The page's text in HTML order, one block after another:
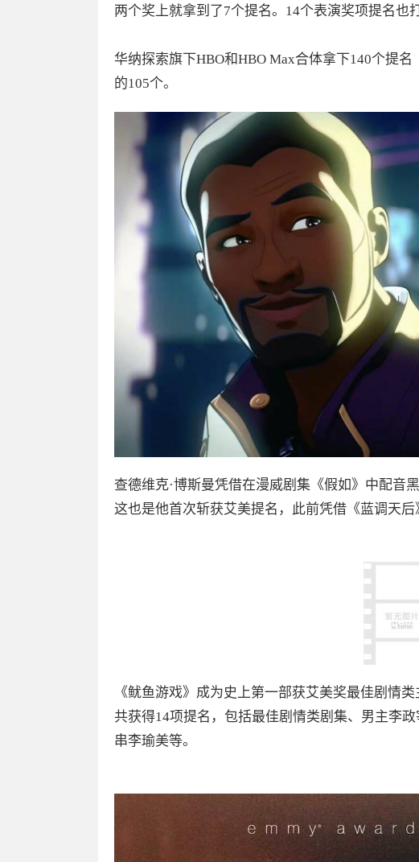
两个奖上就拿到了7个提名。14个表演奖项提名也
华纳探索旗下HBO和HBO Max合体拿下140个提
的105个。
查德维克·博斯曼凭借在漫威剧集《假如》中配音
这也是他首次斩获艾美提名，此前凭借《蓝调天后
《鱿鱼游戏》成为史上第一部获艾美奖最佳剧情
共获得14项提名，包括最佳剧情类剧集、男主李
串李瑜美等。